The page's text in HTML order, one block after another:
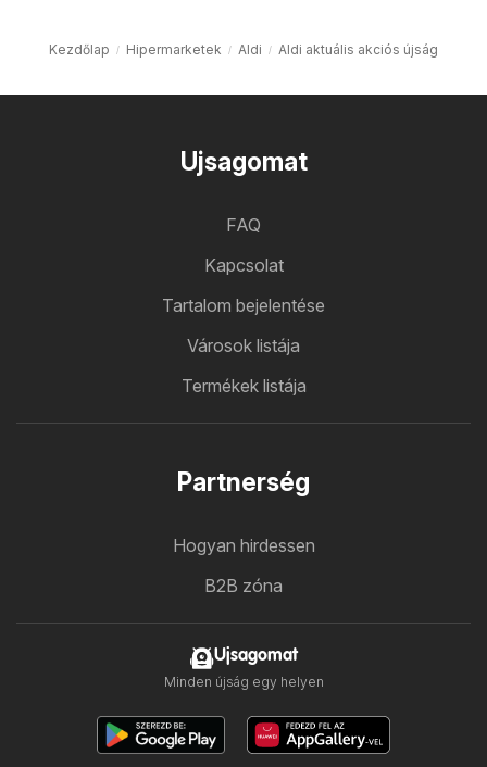
Kezdőlap Hipermarketek Aldi Aldi aktuális akciós újság
Ujsagomat
FAQ
Kapcsolat
Tartalom bejelentése
Városok listája
Termékek listája
Partnerség
Hogyan hirdessen
B2B zóna
Ujsagomat
Minden újság egy helyen